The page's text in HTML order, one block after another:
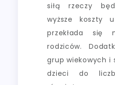
siłą rzeczy
wyższe koszty
przekłada
rodziców.
grup wiekowych i
dzieci do